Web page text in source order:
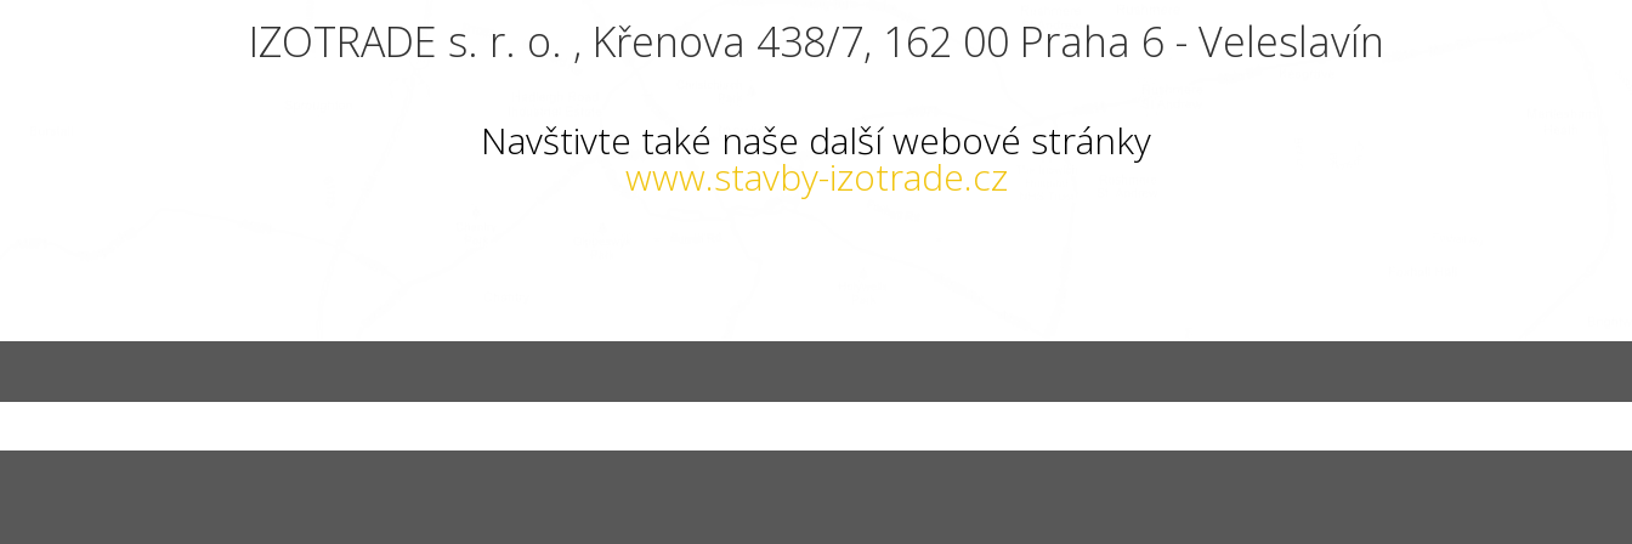
IZOTRADE s. r. o. , Křenova 438/7, 162 00 Praha 6 - Veleslavín
Navštivte také naše další webové stránky
www.stavby-izotrade.cz